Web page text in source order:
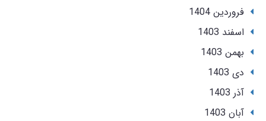
فروردین 1404
اسفند 1403
بهمن 1403
دی 1403
آذر 1403
آبان 1403